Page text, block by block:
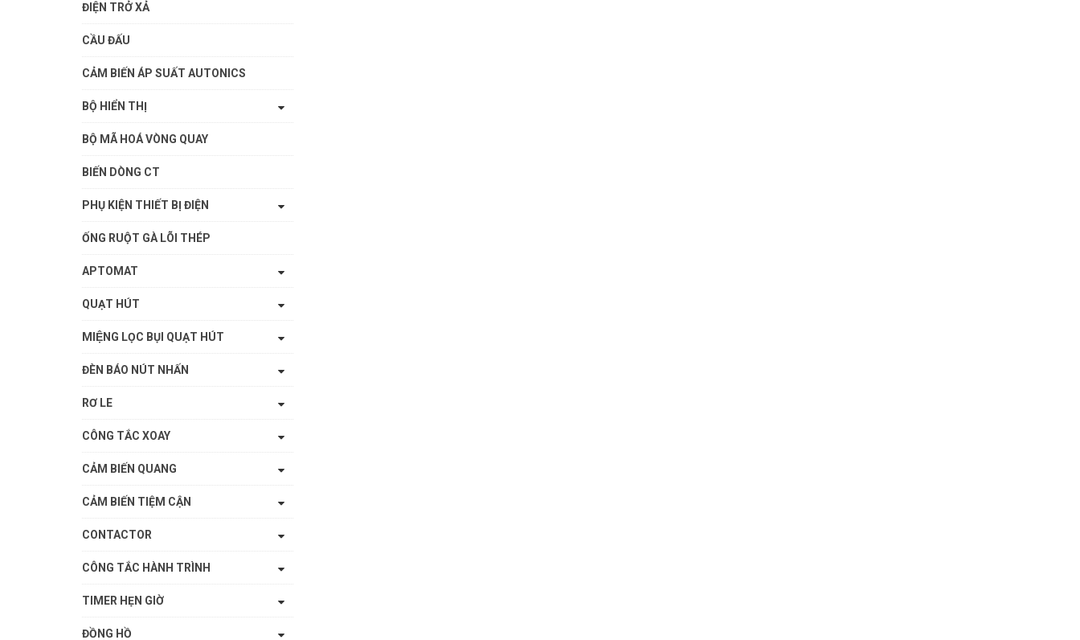
ĐIỆN TRỞ XẢ
CẦU ĐẤU
CẢM BIẾN ÁP SUẤT AUTONICS
BỘ HIỂN THỊ
BỘ MÃ HOÁ VÒNG QUAY
BIẾN DÒNG CT
PHỤ KIỆN THIẾT BỊ ĐIỆN
ỐNG RUỘT GÀ LÕI THÉP
APTOMAT
QUẠT HÚT
MIỆNG LỌC BỤI QUẠT HÚT
ĐÈN BÁO NÚT NHẤN
RƠ LE
CÔNG TẮC XOAY
CẢM BIẾN QUANG
CẢM BIẾN TIỆM CẬN
CONTACTOR
CÔNG TẮC HÀNH TRÌNH
TIMER HẸN GIỜ
ĐỒNG HỒ